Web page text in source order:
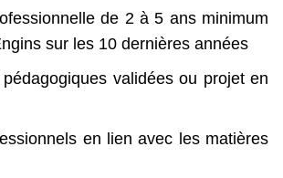
de 2 à 5 ans minimum
sur les 10 dernières années
validées ou projet en
en lien avec les matières